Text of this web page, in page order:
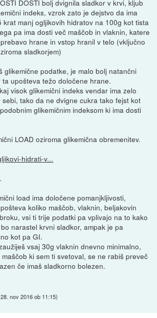
DOSTI bolj dvignila sladkor v krvi, kljub
indeks, vzrok zato je dejstvo da ima
manj ogljikovih hidratov na 100g kot tista
pa ima dosti več maščob in vlaknin, katere
hrane in vstop hranil v telo (vključno
sladkorjem)
glikemične podatke, je malo bolj natančni
ta upošteva težo določene hrane.
visok glikemični indeks vendar ima zelo
sebi, tako da ne dvigne cukra tako fejst kot
glikemičnim indeksom ki ima dosti
LOAD oziroma glikemična obremenitev.
hidrati-v...
load ima določene pomanjkljivosti,
koliko maščob, vlaknin, beljakovin
vsi ti trije podatki pa vplivajo na to kako
narastel krvni sladkor, ampak je pa
kot pa GI.
vsaj 30g vlaknin dnevno minimalno,
ki sem ti svetoval, se ne rabiš preveč
če imaš sladkorno bolezen.
28. nov 2016 ob 11:15)